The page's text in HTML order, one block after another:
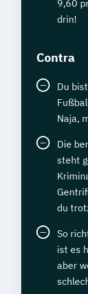
9,60
drin!
Contra
Du
Naja,
Die
steht
du
So
ist es
aber